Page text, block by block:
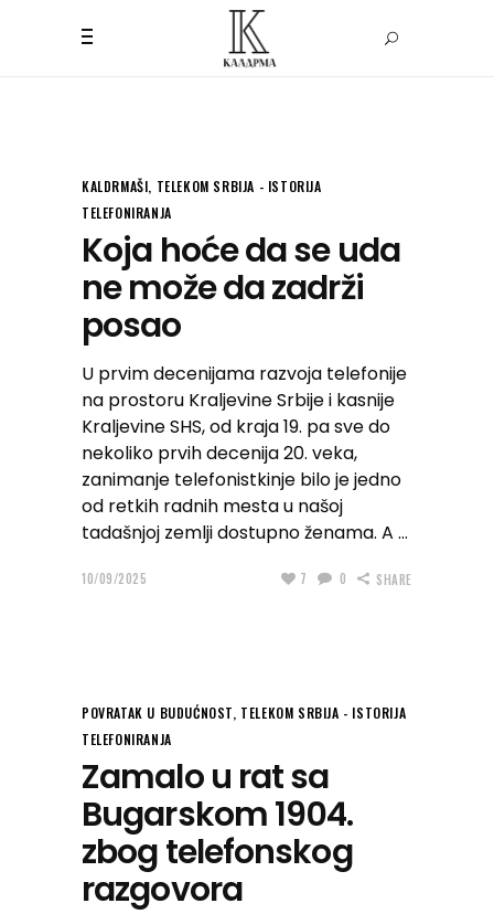
KALDRMAŠI, TELEKOM SRBIJA - ISTORIJA
TELEFONIRANJA
Koja hoće da se uda
ne može da zadrži
posao
U prvim decenijama razvoja telefonije
na prostoru Kraljevine Srbije i kasnije
Kraljevine SHS, od kraja 19. pa sve do
nekoliko prvih decenija 20. veka,
zanimanje telefonistkinje bilo je jedno
od retkih radnih mesta u našoj
tadašnjoj zemlji dostupno ženama. A
10/09/2025 7 0 SHARE
POVRATAK U BUDUĆNOST, TELEKOM SRBIJA - ISTORIJA
TELEFONIRANJA
Zamalo u rat sa
Bugarskom 1904.
zbog telefonskog
razgovora